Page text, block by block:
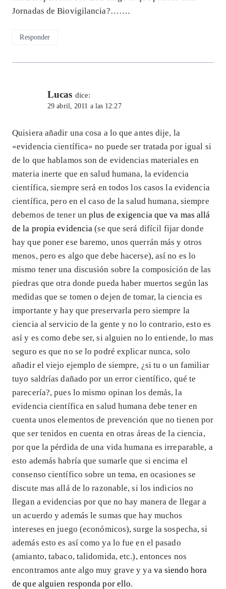
Jornadas de Biovigilancia?…….
Responder
Lucas dice:
29 abril, 2011 a las 12:27
Quisiera añadir una cosa a lo que antes dije, la
«evidencia científica» no puede ser tratada por igual si
de lo que hablamos son de evidencias materiales en
materia inerte que en salud humana, la evidencia
científica, siempre será en todos los casos la evidencia
científica, pero en el caso de la salud humana, siempre
debemos de tener unplus de exigencia que va mas allá
de la propia evidencia(se que será difícil fijar donde
hay que poner ese baremo, unos querrán más y otros
menos, pero es algo que debe hacerse), así no es lo
mismo tener una discusión sobre la composición de las
piedras que otra donde pueda haber muertos según las
medidas que se tomen o dejen de tomar, la ciencia es
importante y hay que preservarla pero siempre la
ciencia al servicio de la gente y no lo contrario, esto es
así y es como debe ser, si alguien no lo entiende, lo mas
seguro es que no se lo podré explicar nunca, solo
añadir el viejo ejemplo de siempre, ¿si tu o un familiar
tuyo saldrías dañado por un error científico, qué te
parecería?, pues lo mismo opinan los demás, la
evidencia científica en salud humana debe tener en
cuenta unos elementos de prevención que no tienen por
que ser tenidos en cuenta en otras áreas de la ciencia,
por que la pérdida de una vida humana es irreparable, a
esto además habría que sumarle que si encima el
consenso científico sobre un tema, en ocasiones se
discute mas allá de lo razonable, si los indicios no
llegan a evidencias por que no hay manera de llegar a
un acuerdo y además le sumas que hay muchos
intereses en juego (económicos), surge la sospecha, si
además esto es así como ya lo fue en el pasado
(amianto, tabaco, talidomida, etc.), entonces nos
encontramos ante algo muy grave y ya va siendo hora
de que alguien responda por ello.